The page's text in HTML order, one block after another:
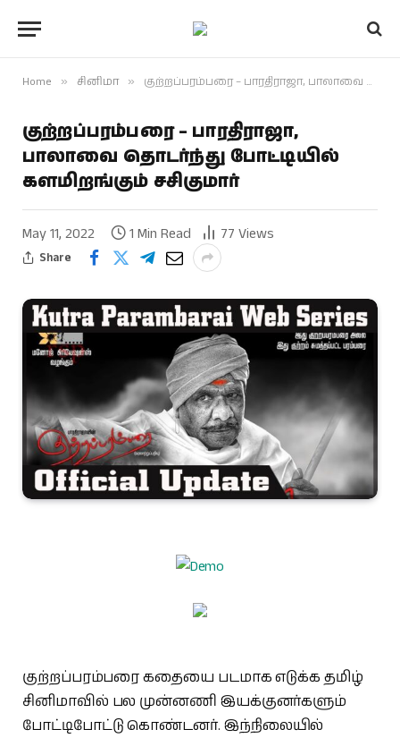
Home » சினிமா » குற்றப்பரம்பரை – பாரதிராஜா, பாலாவை தொடர்ந்து போட்டியில் களமிறங்கும் சசிகுமார்
குற்றப்பரம்பரை – பாரதிராஜா,
பாலாவை தொடர்ந்து போட்டியில்
களமிறங்கும் சசிகுமார்
May 11, 2022 1 Min Read 77 Views
Share
குற்றப்பரம்பரை கதையை படமாக எடுக்க தமிழ்
சினிமாவில் பல முன்னணி இயக்குனர்களும்
போட்டிபோட்டு கொண்டனர். இந்நிலையில்